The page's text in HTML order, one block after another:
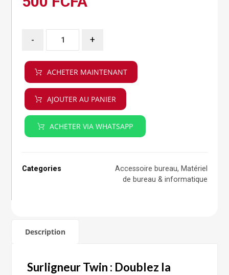
- +
ACHETER MAINTENANT
AJOUTER AU PANIER
ACHETER VIA WHATSAPP
Categories Accessoire bureau, Matériel
de bureau & informatique
Description
Surligneur Twin : Doublez la